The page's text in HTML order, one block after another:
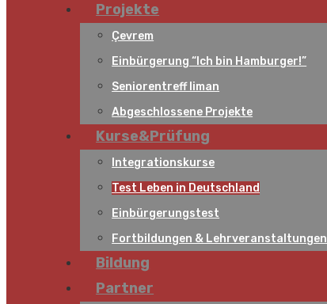
Projekte
Çevrem
Einbürgerung “Ich bin Hamburger!”
Seniorentreff liman
Abgeschlossene Projekte
Kurse&Prüfung
Integrationskurse
Test Leben in Deutschland
Einbürgerungstest
Fortbildungen & Lehrveranstaltungen
Bildung
Partner